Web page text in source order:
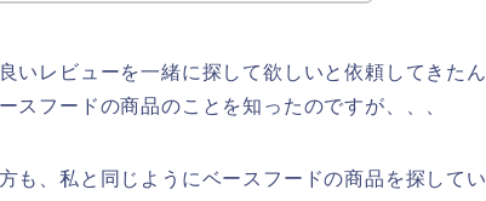
いレビューを一緒に探して欲しいと依頼してきたん
スフードの商品のことを知ったのですが、、、
も、私と同じようにベースフードの商品を探してい